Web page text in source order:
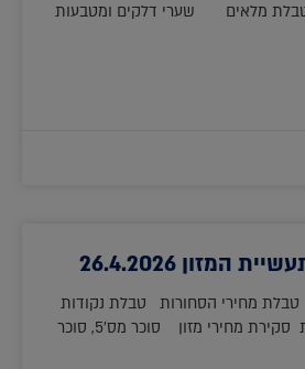
מלאים שערי דלקים ומטבעות
המזון 26.4.2026
מחירי הסחורות טבלת נקודות
פרוורד טבלת ריביות סקירת מחירי מזון סוכר מס'5, סוכר